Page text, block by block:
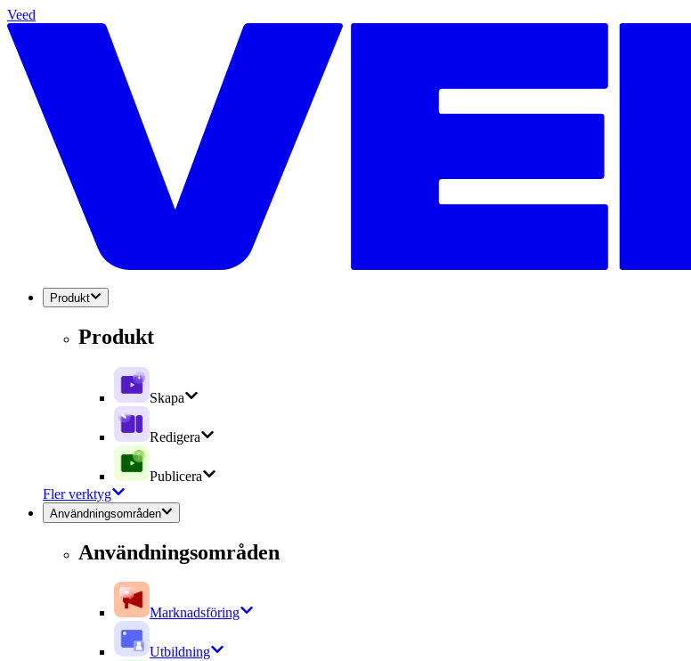
Veed
Produkt
Produkt
Skapa
Redigera
Publicera
Fler verktyg
Användningsområden
Användningsområden
Marknadsföring
Utbildning